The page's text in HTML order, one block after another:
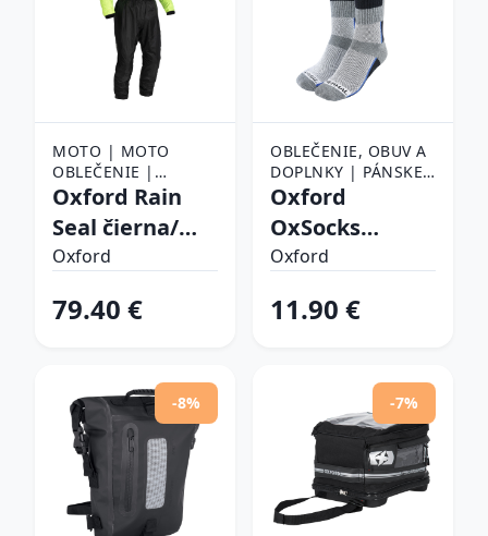
MOTO | MOTO
OBLEČENIE |
NEPREMOKAVÉ
NEPREMOKAVÉ
KOMPLETY
Oxford Rain
Seal čierna/
žltá fluo XL
Oxford
79.40 €
OBLEČENIE, OBUV A
DOPLNKY | PÁNSKE
OBLEČENIE |
Oxford
OxSocks
Thermal
černé/modré L
Oxford
11.90 €
-8% -7%